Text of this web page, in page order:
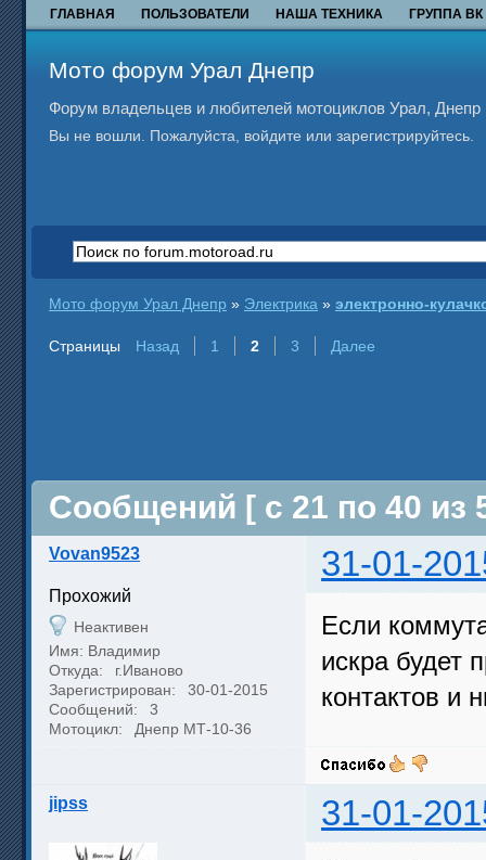
ГЛАВНАЯ ПОЛЬЗОВАТЕЛИ НАША ТЕХНИКА ГРУППА ВК
Мото форум Урал Днепр
Форум владельцев и любителей мотоциклов Урал, Днепр
Вы не вошли. Пожалуйста, войдите или зарегистрируйтесь.
Мото форум Урал Днепр » Электрика » электронно-
Страницы Назад 1 2 3 Далее
Сообщений [ с 21 по 40 из
Vovan9523 31-01-
Прохожий
Неактивен
Имя: Владимир
Откуда:
г.Иваново
Зарегистрирован:
30-01-2015
Сообщений:
3
Мотоцикл:
Днепр МТ-10-36
Если
искра будет
контактов и
jipss 31-01-